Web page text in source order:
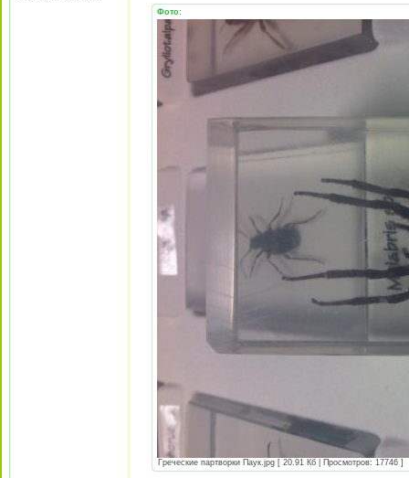
Фото:
Греческие партворки Паук.jpg [ 20.91 Кб | Просмотров: 17746 ]